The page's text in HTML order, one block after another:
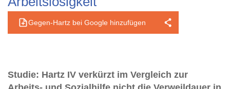
Gegen-Hartz bei Google hinzufügen
Studie: Hartz IV verkürzt im Vergleich zur